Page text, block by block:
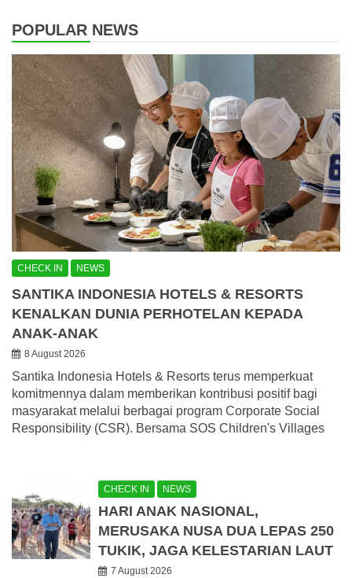
POPULAR NEWS
CHECK IN NEWS
SANTIKA INDONESIA HOTELS & RESORTS
KENALKAN DUNIA PERHOTELAN KEPADA
ANAK-ANAK
8 August 2026
Santika Indonesia Hotels & Resorts terus memperkuat
komitmennya dalam memberikan kontribusi positif bagi
masyarakat melalui berbagai program Corporate Social
Responsibility (CSR). Bersama SOS Children's Villages
CHECK IN NEWS
HARI ANAK NASIONAL,
MERUSAKA NUSA DUA LEPAS 250
TUKIK, JAGA KELESTARIAN LAUT
7 August 2026